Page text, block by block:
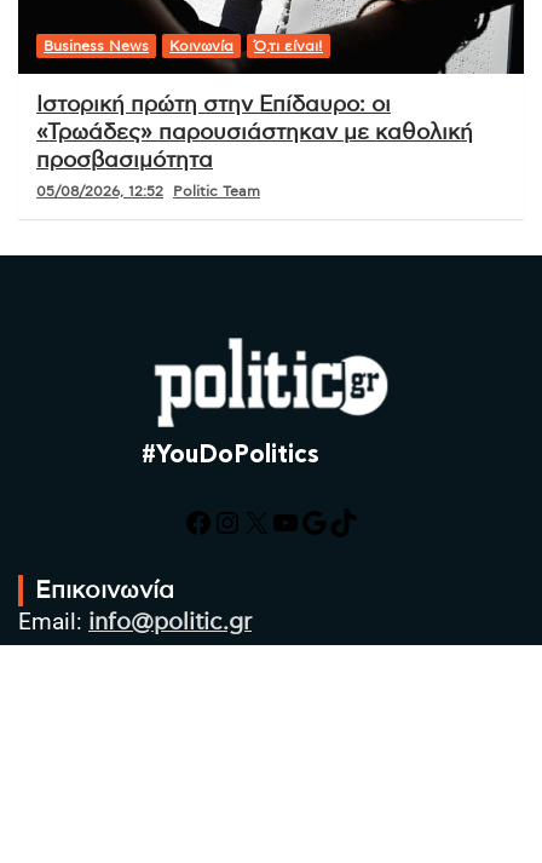
Business News Κοινωνία Ό,τι είναι!
Ιστορική πρώτη στην Επίδαυρο: οι
«Τρωάδες» παρουσιάστηκαν με καθολική
προσβασιμότητα
05/08/2026, 12:52 Politic Team
#YouDoPolitics
Facebook
Instagram
X YouTube
Google
TikTok
Επικοινωνία
Email: info@politic.gr
Τηλ: